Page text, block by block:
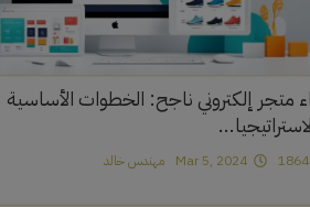
متجر إلكتروني ناجح: الخطوات الأساسية
مهندس خالد